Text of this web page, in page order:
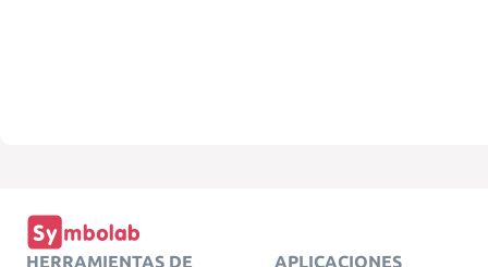
HERRAMIENTAS DE
APLICACIONES